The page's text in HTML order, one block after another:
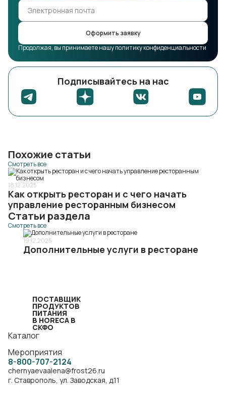
Оформить заявку
Продолжая, вы принимаете нашу политику конфиденциальности
Подписывайтесь на нас
Похожие статьи
Смотреть все
18.12.2025
Как открыть ресторан и с чего начать
управление ресторанным бизнесом
Статьи раздела
Смотреть все
19.12.2025
Дополнительные услуги в ресторане
ПОСТАВЩИК
ПРОДУКТОВ
ПИТАНИЯ
В HORECA В
СКФО
Каталог
Мероприятия
8-800-707-2124
chernyaevaalena@frost26.ru
г. Ставрополь, ул. Заводская, д.11